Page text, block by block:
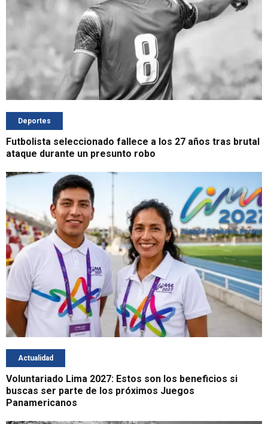
Deportes
Futbolista seleccionado fallece a los 27 años tras brutal
ataque durante un presunto robo
Actualidad
Voluntariado Lima 2027: Estos son los beneficios si
buscas ser parte de los próximos Juegos
Panamericanos